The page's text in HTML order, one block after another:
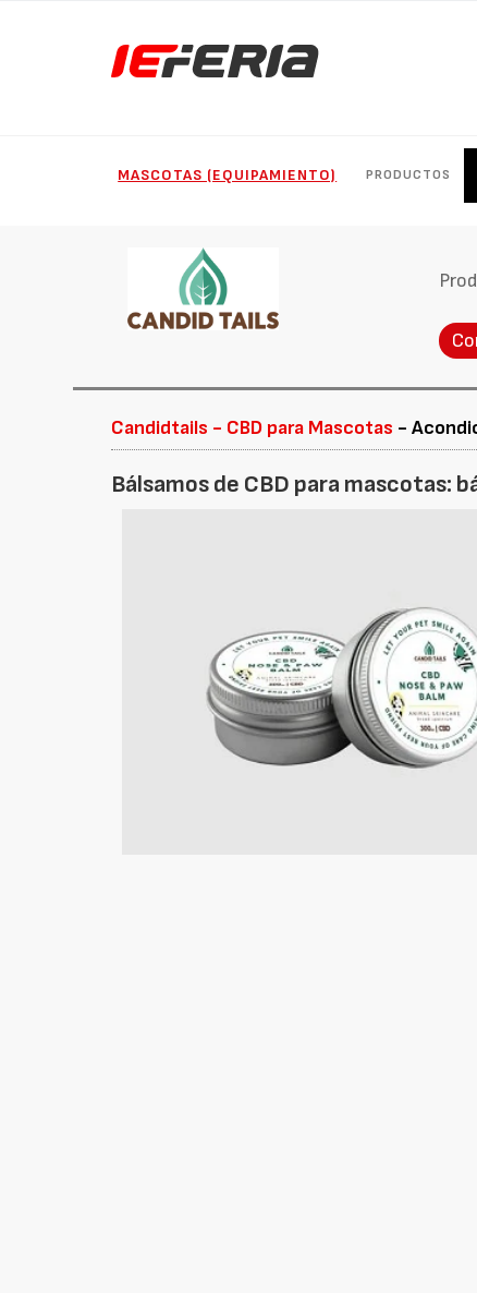
MASCOTAS (EQUIPAMIENTO) PRODUCTOS
Candidtails - CBD para Mascotas -
Bálsamos de CBD para mascotas: